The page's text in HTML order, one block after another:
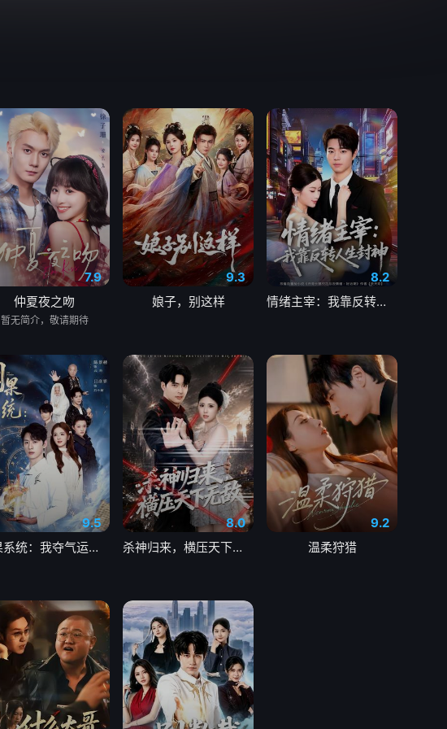
7.9
仲夏夜之吻
暂无简介，敬请期待
9.3
娘子，别这样
8.2
情绪主宰：我靠反转人生封神
9.5
因果系统：我夺气运救苍生
8.0
杀神归来，横压天下无敌
9.2
温柔狩猎